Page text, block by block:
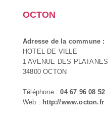
OCTON
Adresse de la commune :
HOTEL DE VILLE
1 AVENUE DES PLATANES
34800 OCTON
Téléphone :04 67 96 08 52
Web : http://www.octon.fr